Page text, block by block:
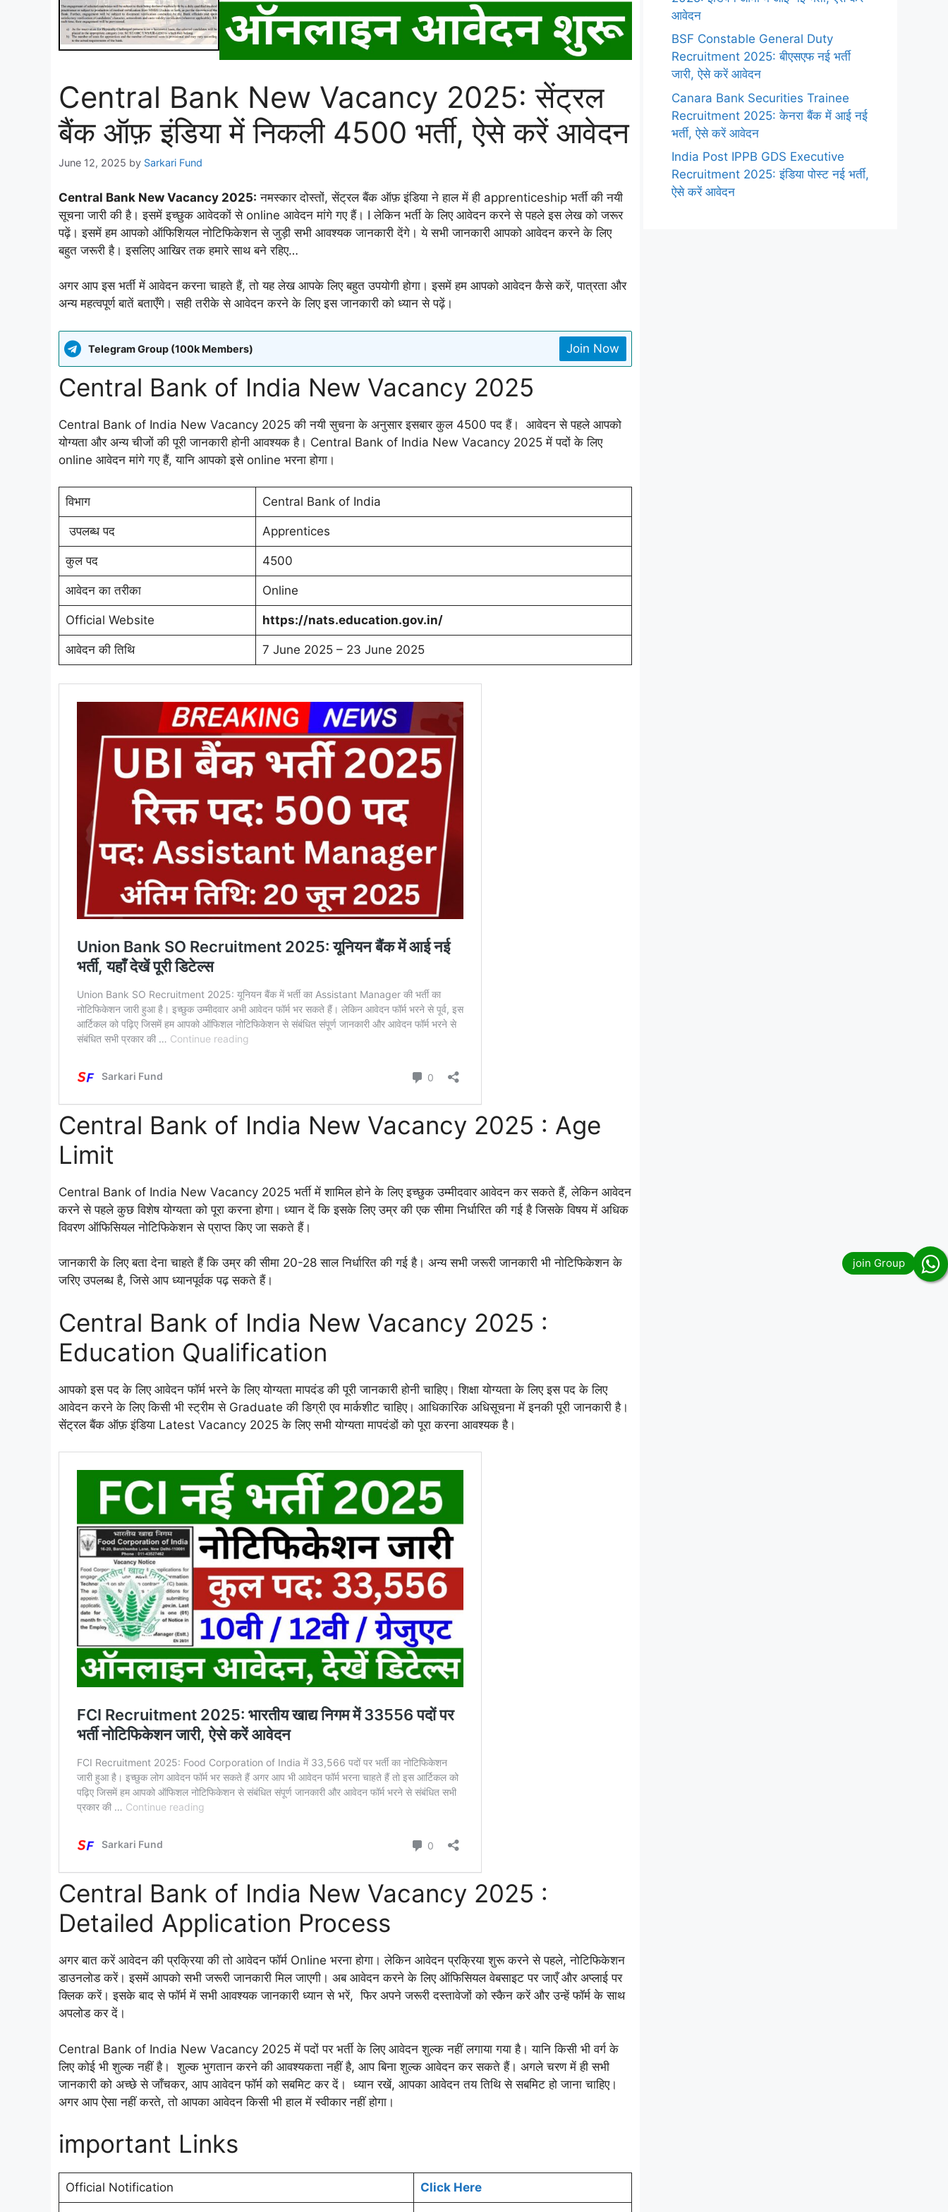
Central Bank New Vacancy 2025: सेंट्रल
बैंक ऑफ़ इंडिया में निकली 4500 भर्ती, ऐसे करें आवेदन
June 12, 2025 by Sarkari Fund
Central Bank New Vacancy 2025: नमस्कार दोस्तों, सेंट्रल बैंक ऑफ़ इंडिया ने हाल में ही apprenticeship भर्ती की नयी
सूचना जारी की है। इसमें इच्छुक आवेदकों से online आवेदन मांगे गए हैं। I लेकिन भर्ती के लिए आवेदन करने से पहले इस लेख को जरूर
पढ़ें। इसमें हम आपको ऑफिशियल नोटिफिकेशन से जुड़ी सभी आवश्यक जानकारी देंगे। ये सभी जानकारी आपको आवेदन करने के लिए
बहुत जरूरी है। इसलिए आखिर तक हमारे साथ बने रहिए…
अगर आप इस भर्ती में आवेदन करना चाहते हैं, तो यह लेख आपके लिए बहुत उपयोगी होगा। इसमें हम आपको आवेदन कैसे करें, पात्रता और
अन्य महत्वपूर्ण बातें बताएँगे। सही तरीके से आवेदन करने के लिए इस जानकारी को ध्यान से पढ़ें।
Telegram Group (100k Members) Join Now
Central Bank of India New Vacancy 2025
Central Bank of India New Vacancy 2025 की नयी सुचना के अनुसार इसबार कुल 4500 पद हैं। आवेदन से पहले आपको
योग्यता और अन्य चीजों की पूरी जानकारी होनी आवश्यक है। Central Bank of India New Vacancy 2025 में पदों के लिए
online आवेदन मांगे गए हैं, यानि आपको इसे online भरना होगा।
विभाग Central Bank of India
उपलब्ध पद Apprentices
कुल पद 4500
आवेदन का तरीका Online
Official Website https://nats.education.gov.in/
आवेदन की तिथि 7 June 2025 – 23 June 2025
Central Bank of India New Vacancy 2025 : Age
Limit
Central Bank of India New Vacancy 2025 भर्ती में शामिल होने के लिए इच्छुक उम्मीदवार आवेदन कर सकते हैं, लेकिन आवेदन
करने से पहले कुछ विशेष योग्यता को पूरा करना होगा। ध्यान दें कि इसके लिए उम्र की एक सीमा निर्धारित की गई है जिसके विषय में अधिक
विवरण ऑफिसियल नोटिफिकेशन से प्राप्त किए जा सकते हैं।
जानकारी के लिए बता देना चाहते हैं कि उम्र की सीमा 20-28 साल निर्धारित की गई है। अन्य सभी जरूरी जानकारी भी नोटिफिकेशन के
जरिए उपलब्ध है, जिसे आप ध्यानपूर्वक पढ़ सकते हैं।
Central Bank of India New Vacancy 2025 :
Education Qualification
आपको इस पद के लिए आवेदन फॉर्म भरने के लिए योग्यता मापदंड की पूरी जानकारी होनी चाहिए। शिक्षा योग्यता के लिए इस पद के लिए
आवेदन करने के लिए किसी भी स्ट्रीम से Graduate की डिग्री एव मार्कशीट चाहिए। आधिकारिक अधिसूचना में इनकी पूरी जानकारी है।
सेंट्रल बैंक ऑफ़ इंडिया Latest Vacancy 2025 के लिए सभी योग्यता मापदंडों को पूरा करना आवश्यक है।
Central Bank of India New Vacancy 2025 :
Detailed Application Process
अगर बात करें आवेदन की प्रक्रिया की तो आवेदन फॉर्म Online भरना होगा। लेकिन आवेदन प्रक्रिया शुरू करने से पहले, नोटिफिकेशन
डाउनलोड करें। इसमें आपको सभी जरूरी जानकारी मिल जाएगी। अब आवेदन करने के लिए ऑफिसियल वेबसाइट पर जाएँ और अप्लाई पर
क्लिक करें। इसके बाद से फॉर्म में सभी आवश्यक जानकारी ध्यान से भरें, फिर अपने जरूरी दस्तावेजों को स्कैन करें और उन्हें फॉर्म के साथ
अपलोड कर दें।
Central Bank of India New Vacancy 2025 में पदों पर भर्ती के लिए आवेदन शुल्क नहीं लगाया गया है। यानि किसी भी वर्ग के
लिए कोई भी शुल्क नहीं है। शुल्क भुगतान करने की आवश्यकता नहीं है, आप बिना शुल्क आवेदन कर सकते हैं। अगले चरण में ही सभी
जानकारी को अच्छे से जाँचकर, आप आवेदन फॉर्म को सबमिट कर दें। ध्यान रखें, आपका आवेदन तय तिथि से सबमिट हो जाना चाहिए।
अगर आप ऐसा नहीं करते, तो आपका आवेदन किसी भी हाल में स्वीकार नहीं होगा।
important Links
Official Notification Click Here
आवेदन
BSF Constable General Duty
Recruitment 2025: बीएसएफ नई भर्ती
जारी, ऐसे करें आवेदन
Canara Bank Securities Trainee
Recruitment 2025: केनरा बैंक में आई नई
भर्ती, ऐसे करें आवेदन
India Post IPPB GDS Executive
Recruitment 2025: इंडिया पोस्ट नई भर्ती,
ऐसे करें आवेदन